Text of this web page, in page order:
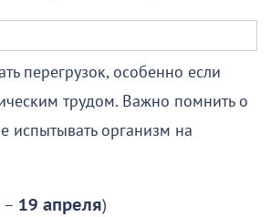
перегрузок, особенно если
трудом. Важно помнить о
испытывать организм на
– 19 апреля)